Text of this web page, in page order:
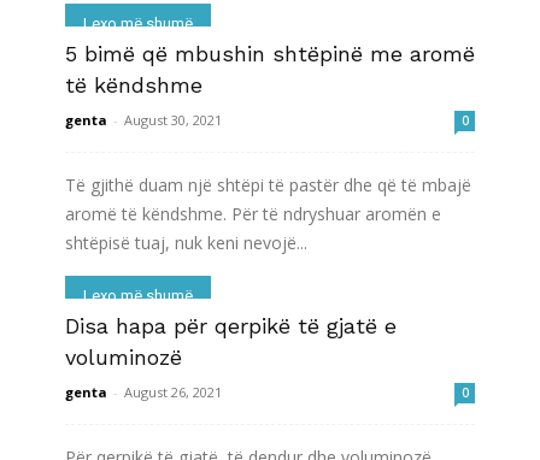
Lexo më shumë
5 bimë që mbushin shtëpinë me aromë
të këndshme
genta - August 30, 2021 0
Të gjithë duam një shtëpi të pastër dhe që të mbajë
aromë të këndshme. Për të ndryshuar aromën e
shtëpisë tuaj, nuk keni nevojë...
Lexo më shumë
Disa hapa për qerpikë të gjatë e
voluminozë
genta - August 26, 2021 0